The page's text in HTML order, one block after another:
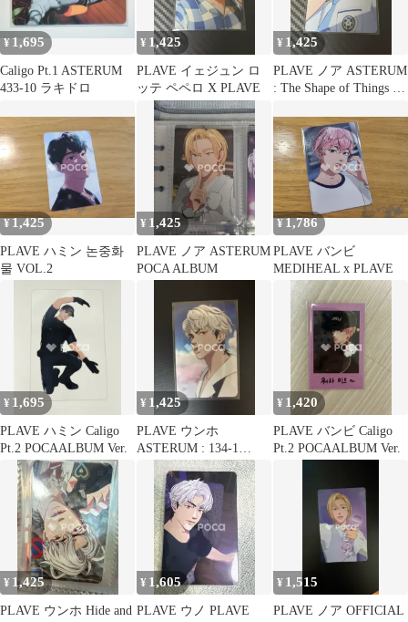
¥ 1,695
Caligo Pt.1 ASTERUM
433-10 ラキドロ
¥ 1,425
PLAVE イェジュン ロ
ッテ ペペロ X PLAVE
¥ 1,425
PLAVE ノア ASTERUM
: The Shape of Things to
¥1,425
PLAVE ハミン 논중화
물 VOL.2
¥ 1,425
PLAVE ノア ASTERUM
POCA ALBUM
¥1,786
PLAVE バンビ
MEDIHEAL x PLAVE
¥ 1,695
PLAVE ハミン Caligo
Pt.2 POCAALBUM Ver.
¥ 1,425
PLAVE ウンホ
ASTERUM : 134-1
POCAALBUM ver.
¥ 1,420
PLAVE バンビ Caligo
Pt.2 POCAALBUM Ver.
¥ 1,425
PLAVE ウンホ Hide and
¥ 1,605
PLAVE ウノ PLAVE
¥ 1,515
PLAVE ノア OFFICIAL